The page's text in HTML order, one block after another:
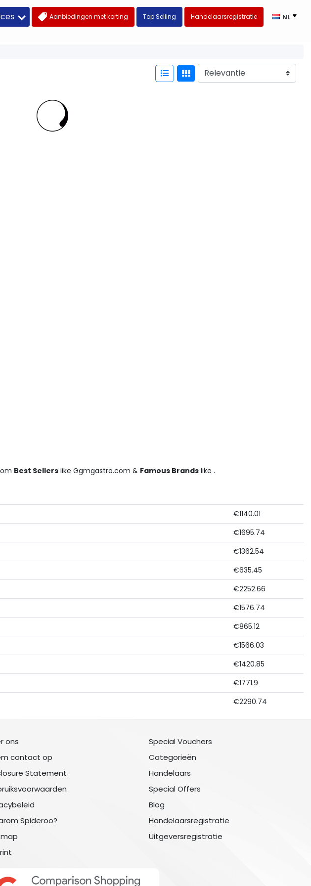
Aanbiedingen met korting Top Selling Handelaarsregistratie NL
Best Sellers like Ggmgastro.com & Famous Brands like .
€1140.01
€1695.74
€1362.54
€635.45
€2252.66
€1576.74
€865.12
€1566.03
€1420.85
€1771.9
€2290.74
ons
contact op
Statement
Spideroo?
Special Vouchers
Categorieën
Handelaars
Special Offers
Blog
Handelaarsregistratie
Uitgeversregistratie